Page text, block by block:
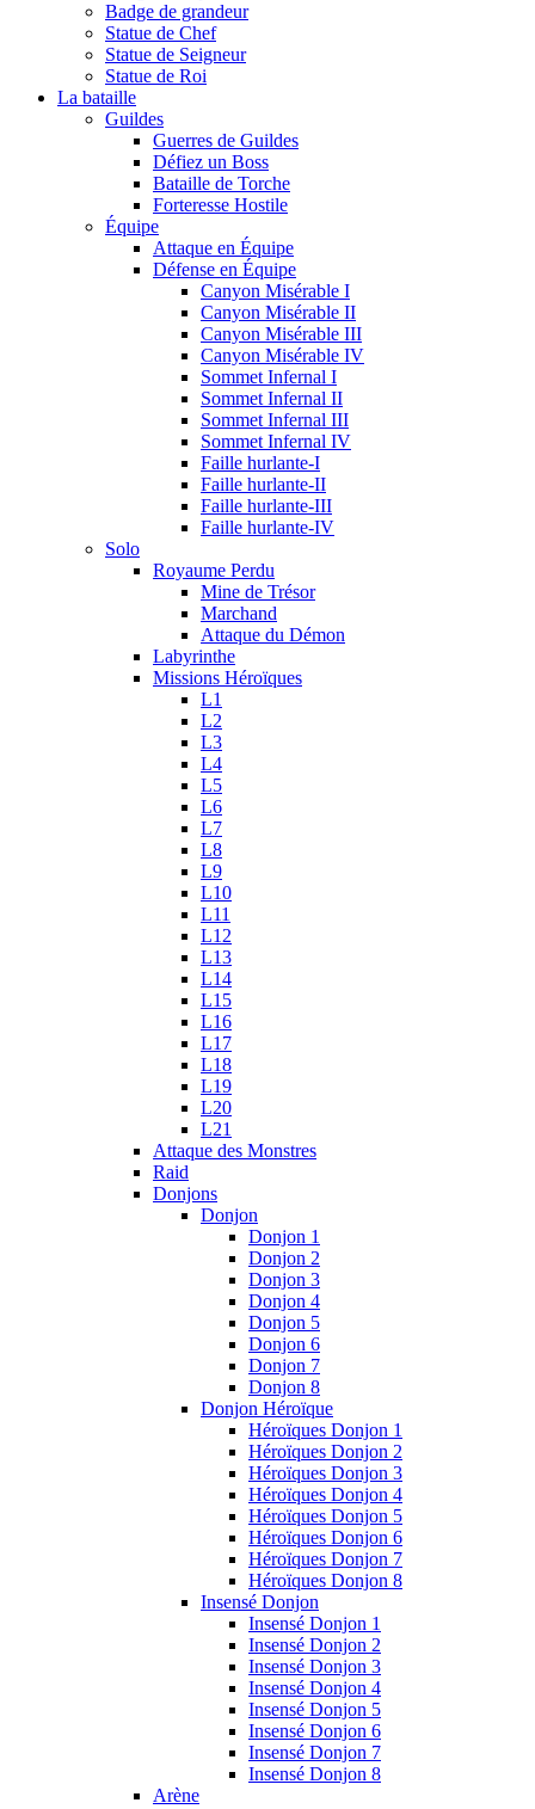
Badge de grandeur
Statue de Chef
Statue de Seigneur
Statue de Roi
La bataille
Guildes
Guerres de Guildes
Défiez un Boss
Bataille de Torche
Forteresse Hostile
Équipe
Attaque en Équipe
Défense en Équipe
Canyon Misérable I
Canyon Misérable II
Canyon Misérable III
Canyon Misérable IV
Sommet Infernal I
Sommet Infernal II
Sommet Infernal III
Sommet Infernal IV
Faille hurlante-I
Faille hurlante-II
Faille hurlante-III
Faille hurlante-IV
Solo
Royaume Perdu
Mine de Trésor
Marchand
Attaque du Démon
Labyrinthe
Missions Héroïques
L1
L2
L3
L4
L5
L6
L7
L8
L9
L10
L11
L12
L13
L14
L15
L16
L17
L18
L19
L20
L21
Attaque des Monstres
Raid
Donjons
Donjon
Donjon 1
Donjon 2
Donjon 3
Donjon 4
Donjon 5
Donjon 6
Donjon 7
Donjon 8
Donjon Héroïque
Héroïques Donjon 1
Héroïques Donjon 2
Héroïques Donjon 3
Héroïques Donjon 4
Héroïques Donjon 5
Héroïques Donjon 6
Héroïques Donjon 7
Héroïques Donjon 8
Insensé Donjon
Insensé Donjon 1
Insensé Donjon 2
Insensé Donjon 3
Insensé Donjon 4
Insensé Donjon 5
Insensé Donjon 6
Insensé Donjon 7
Insensé Donjon 8
Arène